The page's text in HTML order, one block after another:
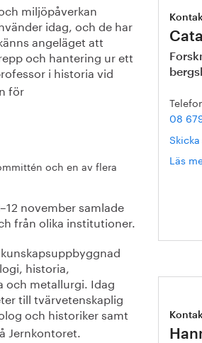
miljöpåverkan
idag, och de har
angeläget att
och hantering ur ett
i historia vid
för
och en av flera
november samlade
från olika institutioner.
historia,
och metallurgi. Idag
till tvärvetenskaplig
och historiker samt
Jernkontoret.
08
Läs